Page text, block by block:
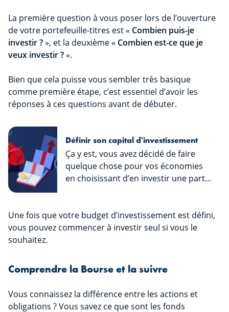
La première question à vous poser lors de l’ouverture
de votre portefeuille-titres est « Combien puis-je
investir ?», et la deuxième « Combien est-ce que je
veux investir?».
Bien que cela puisse vous sembler très basique
comme première étape, c’est essentiel d’avoir les
réponses à ces questions avant de débuter.
Définir son capital d'investissement
Ça y est, vous avez décidé de faire
quelque chose pour vos économies
en choisissant d’en investir une partie
faut avant tout s’être posé les bonnes
questions...
Une fois que votre budget d’investissement est défini,
vous pouvez commencer à investir seul si vous le
souhaitez.
Comprendre la Bourse et la suivre
Vous connaissez la différence entre les actions et
obligations ? Vous savez ce que sont les fonds